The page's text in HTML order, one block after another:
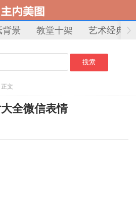
背景 教堂十架 艺术经典
正文
全微信表情